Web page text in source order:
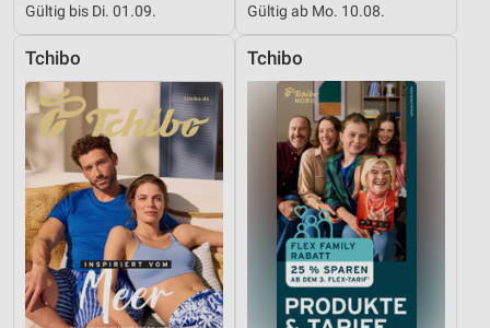
Gültig bis Di. 01.09. Gültig ab Mo. 10.08.
Tchibo Tchibo